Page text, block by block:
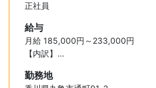
正社員
給与
月給 185,000円～233,000円
【内訳】
資格手当 5,000円～ 10,000円
勤務地